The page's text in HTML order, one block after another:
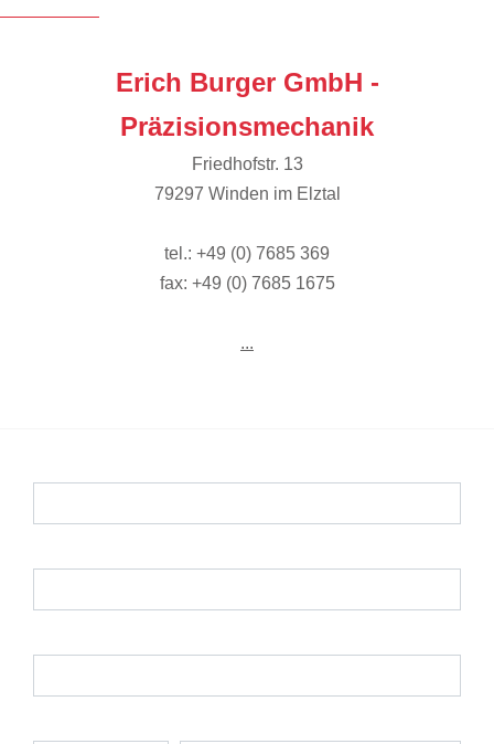
Erich Burger GmbH -
Präzisionsmechanik
Friedhofstr. 13
79297 Winden im Elztal
tel.: +49 (0) 7685 369
fax: +49 (0) 7685 1675
...